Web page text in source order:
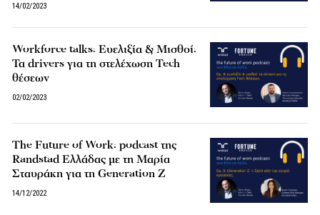
14/02/2023
Workforce talks: Ευελιξία & Μισθοί:
Τα drivers για τη στελέχωση Tech
θέσεων
02/02/2023
The Future of Work: podcast της
Randstad Ελλάδας με τη Μαρία
Σταυράκη για τη Generation Z
14/12/2022